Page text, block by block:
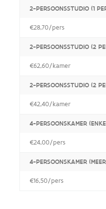
2-PERSOONSSTUDIO (1
€28,70/pers
2-PERSOONSSTUDIO (2
€62,60/kamer
2-PERSOONSSTUDIO (2
€42,40/kamer
4-PERSOONSKAMER
€24,00/pers
4-PERSOONSKAMER
€16,50/pers